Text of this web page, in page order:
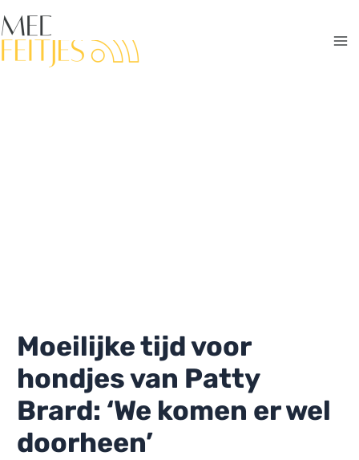
naar
de
Moeilijke tijd voor
hondjes van Patty
Brard: ‘We komen er wel
doorheen’